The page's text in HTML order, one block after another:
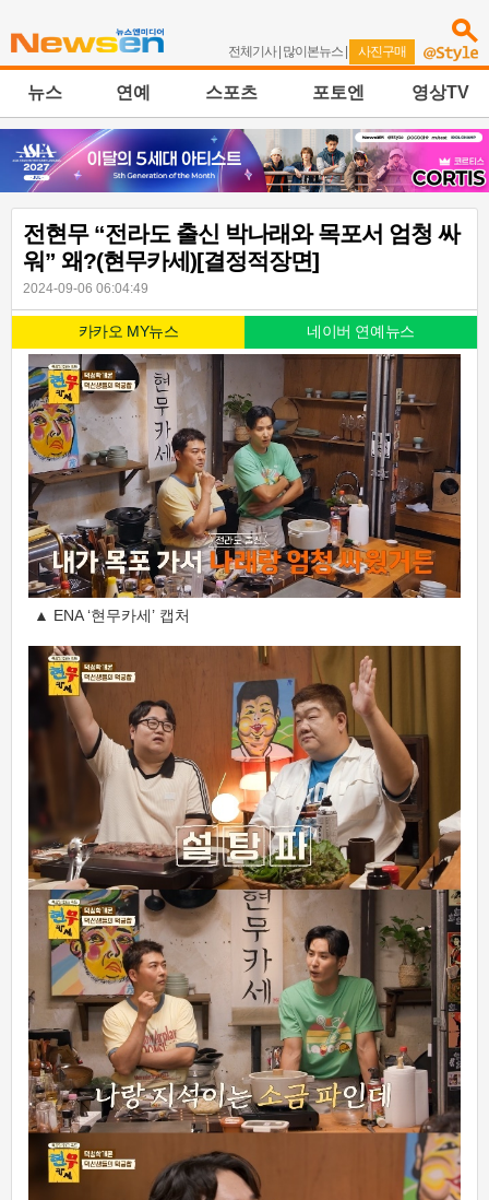
전체기사| 많이본뉴스 | 사진구매
뉴스 연예 스포츠 포토엔 영상TV
전현무 “전라도 출신 박나래와 목포서 엄청 싸
워” 왜?(현무카세)[결정적장면]
2024-09-06 06:04:49
카카오 MY뉴스 네이버 연예뉴스
▲ ENA ‘현무카세’ 캡처